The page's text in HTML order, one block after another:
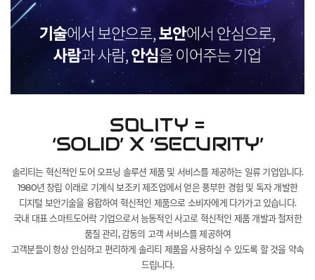
=
‘SOLID’ X ‘SECURITY’
솔리티는 혁신적인 도어 오프닝 솔루션 제품 및 서비스를 제공하는 일류 기업입니다.
1980년 창립 이래로 기계식 보조키 제조업에서 얻은 풍부한 경험 및 독자 개발한
디지털 보안기술을 융합하여 혁신적인 제품으로 소비자에게 다가가고 있습니다.
국내 대표 스마트도어락 기업으로서 능동적인 사고로 혁신적인 제품 개발과 철저한
품질 관리, 감동의 고객 서비스를 제공하여
고객분들이 항상 안심하고 편리하게 솔리티 제품을 사용하실 수 있도록 할 것을 약속
드립니다.